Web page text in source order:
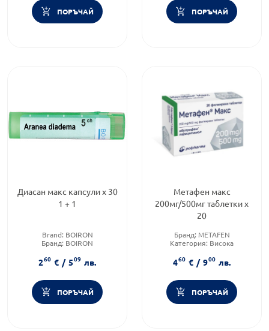
ПОРЪЧАЙ ПОРЪЧАЙ
Диасан макс капсули х 30
1 + 1
Brand: BOIRON
Бранд: BOIRON
260 € / 509 лв.
ПОРЪЧАЙ
Метафен макс
200мг/500мг таблетки х
20
Бранд: METAFEN
Категория: Висока
Форма на продукта:таблетки
460 € / 900 лв.
ПОРЪЧАЙ